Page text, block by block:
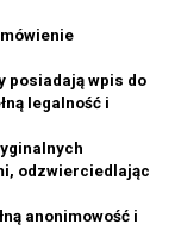
posiadają wpis do
legalność i
odzwierciedlając
anonimowość i